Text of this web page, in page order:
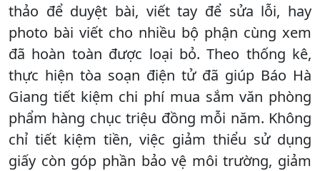
thảo để duyệt bài, viết tay để sửa lỗi, hay
photo bài viết cho nhiều bộ phận cùng xem
đã hoàn toàn được loại bỏ. Theo thống kê,
thực hiện tòa soạn điện tử đã giúp Báo Hà
Giang tiết kiệm chi phí mua sắm văn phòng
phẩm hàng chục triệu đồng mỗi năm. Không
chỉ tiết kiệm tiền, việc giảm thiểu sử dụng
giấy còn góp phần bảo vệ môi trường, giảm